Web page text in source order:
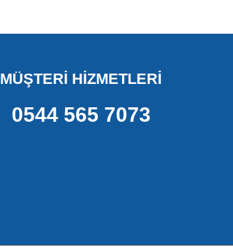
MÜŞTERİ HİZMETLERİ
0544 565 7073